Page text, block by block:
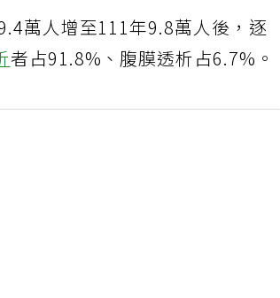
萬人增至111年9.8萬人後，逐
者占91.8%、腹膜透析占6.7%。